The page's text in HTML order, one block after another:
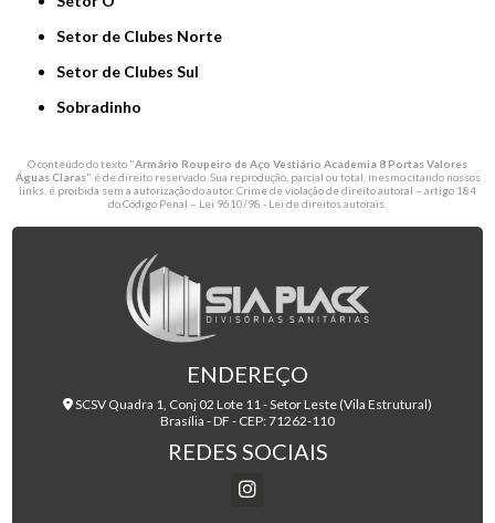
Setor de Clubes Norte
Setor de Clubes Sul
Sobradinho
O conteúdo do texto "Armário Roupeiro de Aço Vestiário Academia 8 Portas Valores
Águas Claras" é de direito reservado. Sua reprodução, parcial ou total, mesmo citando nossos
links, é proibida sem a autorização do autor. Crime de violação de direito autoral – artigo 184
do Código Penal – Lei 9610/98 - Lei de direitos autorais
ENDEREÇO
SCSV Quadra 1, Conj 02 Lote 11 - Setor Leste (Vila Estrutural)
Brasília - DF - CEP: 71262-110
REDES SOCIAIS